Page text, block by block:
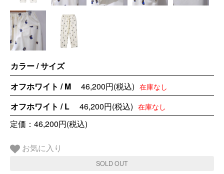
カラー / サイズ
オフホワイト / M
46,200円(税込) 在庫なし
オフホワイト / L 46,200円(税込) 在庫なし
定価：46,200円(税込)
お気に入り
SOLD OUT